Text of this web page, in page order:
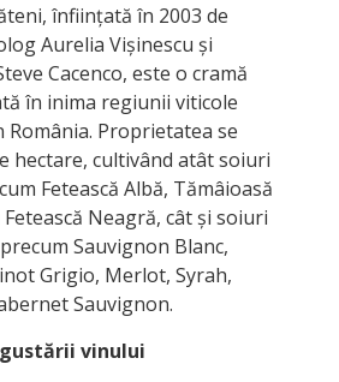
înființată în 2003 de
Aurelia Vișinescu și
Cacenco, este o cramă
în inima regiunii viticole
România. Proprietatea se
hectare, cultivând atât soiuri
Fetească Albă, Tămâioasă
Fetească Neagră, cât și soiuri
Sauvignon Blanc,
Grigio, Merlot, Syrah,
Sauvignon.
vinului